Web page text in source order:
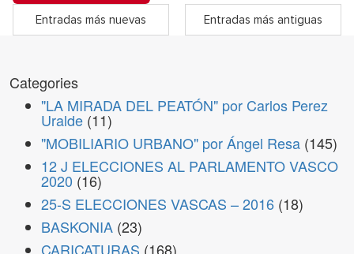
Entradas más nuevas Entradas más antiguas
Categories
"LA MIRADA DEL PEATÓN" por Carlos Perez
Uralde (11)
"MOBILIARIO URBANO" por Ángel Resa (145)
12 J ELECCIONES AL PARLAMENTO VASCO
2020 (16)
25-S ELECCIONES VASCAS – 2016 (18)
BASKONIA (23)
CARICATURAS (168)